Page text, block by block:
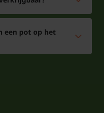
een pot op het